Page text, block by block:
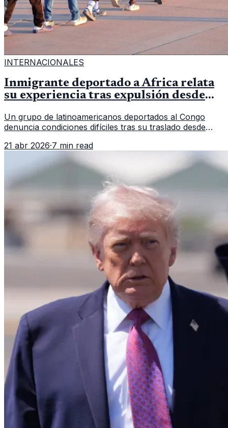
INTERNACIONALES
Inmigrante deportado a África relata
su experiencia tras expulsión desde
Un grupo de latinoamericanos deportados al Congo
denuncia condiciones difíciles tras su traslado desde
psicológico de llegar a África.
21 abr 2026·7 min read